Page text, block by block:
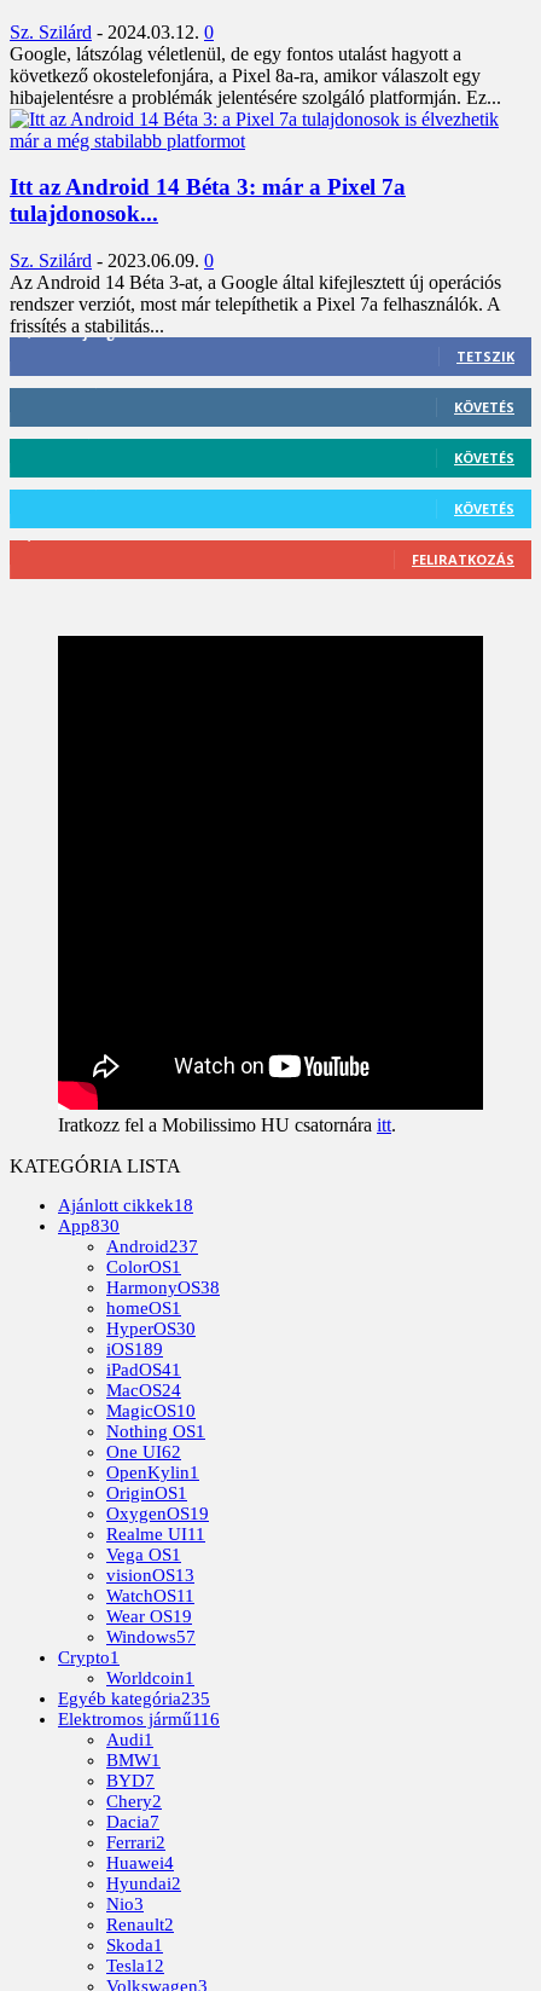
Sz. Szilárd - 2024.03.12. 0
Google, látszólag véletlenül, de egy fontos utalást hagyott a
következő okostelefonjára, a Pixel 8a-ra, amikor válaszolt egy
hibajelentésre a problémák jelentésére szolgáló platformján. Ez...
Itt az Android 14 Béta 3: már a Pixel 7a
tulajdonosok...
Sz. Szilárd - 2023.06.09. 0
Az Android 14 Béta 3-at, a Google által kifejlesztett új operációs
rendszer verziót, most már telepíthetik a Pixel 7a felhasználók. A
frissítés a stabilitás...
3,452 Rajongók
TETSZIK
KÖVETÉS
KÖVETÉS
KÖVETÉS
FELIRATKOZÁS
Iratkozz fel a Mobilissimo HU csatornára itt.
KATEGÓRIA LISTA
Ajánlott cikkek18
App830
Android237
ColorOS1
HarmonyOS38
homeOS1
HyperOS30
iOS189
iPadOS41
MacOS24
MagicOS10
Nothing OS1
One UI62
OpenKylin1
OriginOS1
OxygenOS19
Realme UI11
Vega OS1
visionOS13
WatchOS11
Wear OS19
Windows57
Crypto1
Worldcoin1
Egyéb kategória235
Elektromos jármű116
Audi1
BMW1
BYD7
Chery2
Dacia7
Ferrari2
Huawei4
Hyundai2
Nio3
Renault2
Skoda1
Tesla12
Volkswagen3